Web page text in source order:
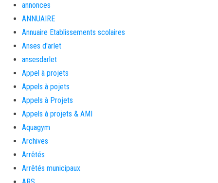
annonces
ANNUAIRE
Annuaire Etablissements scolaires
Anses d'arlet
ansesdarlet
Appel à projets
Appels à pojets
Appels à Projets
Appels à projets & AMI
Aquagym
Archives
Arrêtés
Arrêtés municipaux